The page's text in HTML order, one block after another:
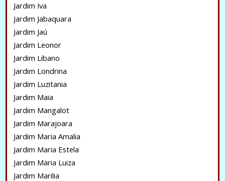
Jardim Iva
Jardim Jabaquara
Jardim Jaú
Jardim Leonor
Jardim Libano
Jardim Londrina
Jardim Luzitania
Jardim Maia
Jardim Mangalot
Jardim Marajoara
Jardim Maria Amalia
Jardim Maria Estela
Jardim Maria Luiza
Jardim Marilia